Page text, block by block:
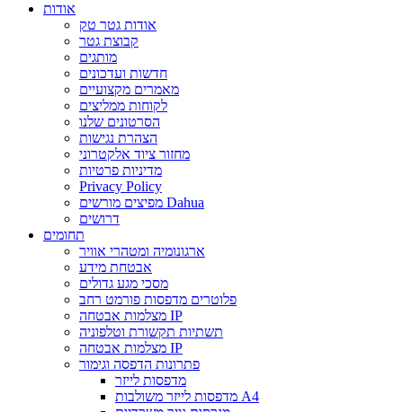
אודות
אודות גטר טק
קבוצת גטר
מותגים
חדשות ועדכונים
מאמרים מקצועיים
לקוחות ממליצים
הסרטונים שלנו
הצהרת נגישות
מחזור ציוד אלקטרוני
מדיניות פרטיות
Privacy Policy
מפיצים מורשים Dahua
דרושים
תחומים
ארגונומיה ומטהרי אוויר
אבטחת מידע
מסכי מגע גדולים
פלוטרים מדפסות פורמט רחב
מצלמות אבטחה IP
תשתיות תקשורת וטלפוניה
מצלמות אבטחה IP
פתרונות הדפסה וגימור
מדפסות לייזר
מדפסות לייזר משולבות A4